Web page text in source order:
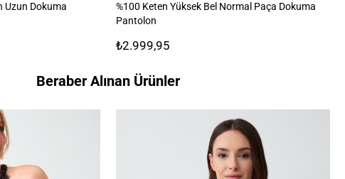
Uzun Dokuma
%100 Keten Yüksek Bel Normal Paça Dokuma
Pantolon
₺2.999,95
Beraber Alınan Ürünler